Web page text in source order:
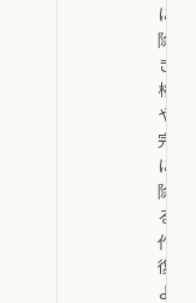
に削
除で
きる
権限
や、
完全
に削
除す
る操
作が
復元
より